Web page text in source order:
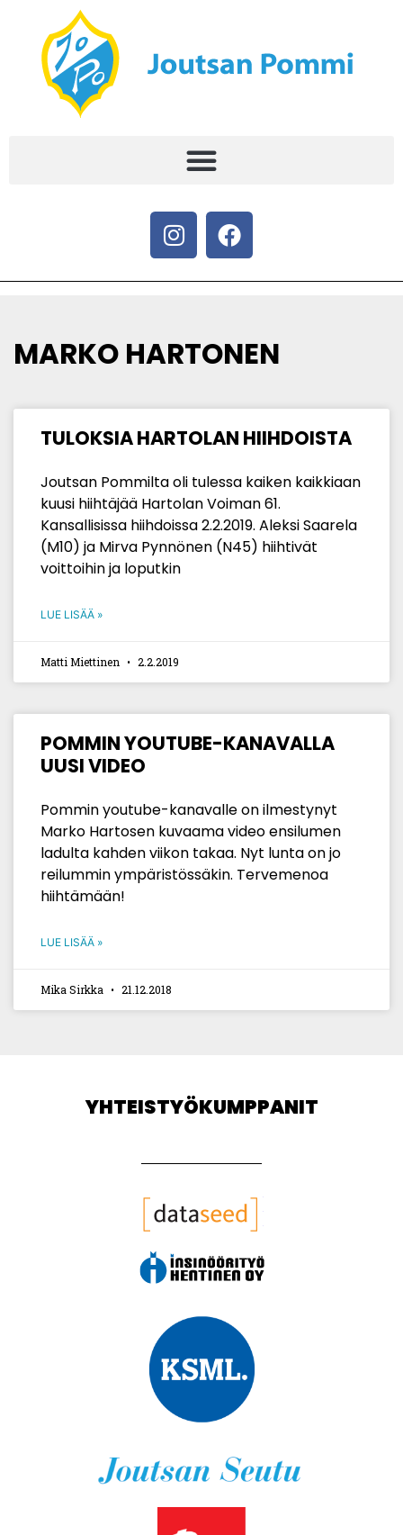
MARKO HARTONEN
TULOKSIA HARTOLAN HIIHDOISTA
Joutsan Pommilta oli tulessa kaiken kaikkiaan
kuusi hiihtäjää Hartolan Voiman 61.
Kansallisissa hiihdoissa 2.2.2019. Aleksi Saarela
(M10) ja Mirva Pynnönen (N45) hiihtivät
voittoihin ja loputkin
LUE LISÄÄ »
Matti Miettinen 2.2.2019
POMMIN YOUTUBE-KANAVALLA
UUSI VIDEO
Pommin youtube-kanavalle on ilmestynyt
Marko Hartosen kuvaama video ensilumen
ladulta kahden viikon takaa. Nyt lunta on jo
reilummin ympäristössäkin. Tervemenoa
hiihtämään!
LUE LISÄÄ »
Mika Sirkka 21.12.2018
YHTEISTYÖKUMPPANIT